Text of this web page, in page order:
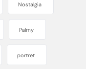
Nostalgia
Palmy
portret